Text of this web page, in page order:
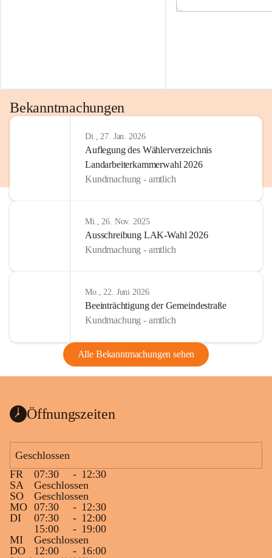
Bekanntmachungen
Di., 27. Jan. 2026
Auflegung des Wählerverzeichnis
Landarbeiterkammerwahl 2026
Kundmachung - amtlich
Mi., 26. Nov. 2025
Ausschreibung LAK-Wahl 2026
Kundmachung - amtlich
Mo., 22. Juni 2026
Beeinträchtigung der Gemeindestraße
Kundmachung - amtlich
Alle Bekanntmachungen sehen
Öffnungszeiten
Geschlossen
FR
07:30 - 12:30
SA
Geschlossen
SO
Geschlossen
MO 07:30 - 12:30
DI
07:30 - 12:00
15:00
- 19:00
MI
Geschlossen
DO
12:00 - 16:00